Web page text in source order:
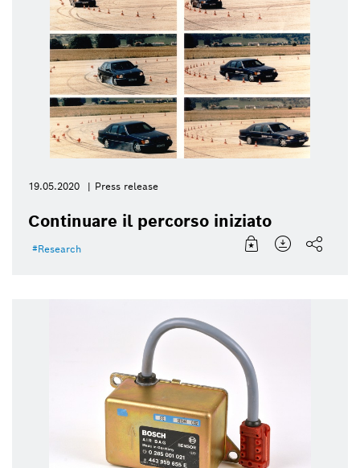
19.05.2020 Press release
Continuare il percorso iniziato
Research